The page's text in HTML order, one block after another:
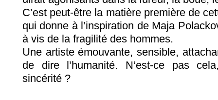
C’est peut-être la matière première de
qui donne à l’inspiration de Maja
à vis de la fragilité des hommes.
Une artiste émouvante, sensible,
de dire l’humanité. N’est-ce pas
sincérité ?